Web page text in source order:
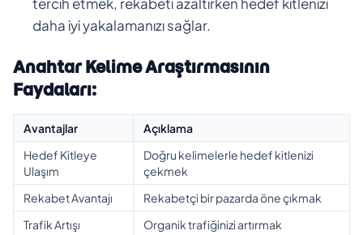
daha iyi yakalamanızı sağlar.
Anahtar Kelime Araştırmasının
Faydaları:
Avantajlar
Açıklama
Hedef Kitleye
Ulaşım
Doğru kelimelerle hedef kitlenizi
çekmek
Rekabet Avantajı
Rekabetçi bir pazarda öne çıkmak
Trafik Artışı
Organik trafiğinizi artırmak